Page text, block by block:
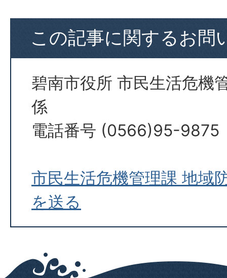
この記事に関するお問
碧南市役所 市民生活危機
係
電話番号 (0566)95-9875
市民生活危機管理課 地域
を送る